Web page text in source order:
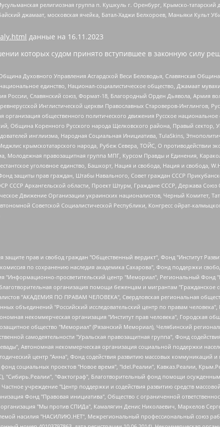
религиозная группа п. Кушкуль г. Оренбург, Крымско-
джамаат, московская ячейка, Батал-Хаджи Белхороев, Маньяки Культ
данные на 16.11.2023
которых судом принято вступившее в законную силу
Духовного Управления Асгардской Веси Беловодья, Славянская
единство, Национал-социалистическое общество, Джамаат
России, Славянский союз, Формат-18, Благородный Орден Дьявола, Армия
Инглистической церкви Православных Староверов-Инглингов,
общественного политического движения Русское
Община Коренного Русского народа Щелковского района, Правый сектор,
инглиизма, Народная Социальная Инициатива, TulaSkins,
крымскотатарского народа, Рубеж Севера, ТОЙС, О противодействии
правозащитная группа МПГ, Курсом Правды и Единения,
уголовное единство, Башкорт, Нация и свобода, Нация и свобода,
защиты прав граждан, Штабы Навального, Совет граждан СССР
Архангельской области, Проект Штурм, Граждане СССР, Держава Союз
Движение Организации украинских националистов, Черный Комитет,
Советской Социалистической Республики, Конгресс ойрат-
Ирина Николаевна, Мароховская Алеся Алексеевна, Шлейнов Роман Юрьевич, Шмагун Олеся Валентиновна, Общество с ограниченной ответственностью "Альтаир 2021", Общество с ограниченной ответственностью "Вега 2021", Общество с ограниченной ответственностью "Главный редактор 2021", Общество с ограниченной ответственностью "Ромашки монолит", Важенков Артем Валерьевич, Ивановская областная общественная организация "Центр гендерных исследований", Гурман Юрий Альбертович, Медиапроект "ОВД-Инфо", Егоров Владимир Владимирович, Жилинский Владимир Александрович, Общество с ограниченной ответственностью "ЗП", Иванова София Юрьевна, Карезина Инна Павловна, Кильтау Екатерина Викторовна, Петров Алексей Викторович, Пискунов Сергей Евгеньевич, Смирнов Сергей Сергеевич, Тихонов Михаил Сергеевич, Общество с ограниченной ответственностью "ЖУРНАЛИСТ-ИНОСТРАННЫЙ АГЕНТ", Арапова Галина Юрьевна, Вольтская Татьяна Анатольевна, Американская компания "Mason G.E.S. Anonymous Foundation" (США), являющаяся владельцем интернет-издания https://mnews.world/, Компания "Stichting Bellingcat", зарегистрированная в Нидерландах (дата регистрации 11.07.2018), Захаров Андрей Вячеславович, Клепиковская Екатерина Дмитриевна, Общество с ограниченной ответственностью "МЕМО", Перл Роман Александрович, Симонов Евгений Алексеевич, Соловьева Елена Анатольевна, Сотников Даниил Владимирович, Сурначева Елизавета Дмитриевна, Автономная некоммерческая организация по защите прав человека и информированию населения "Якутия – Наше Мнение", Общество с ограниченной ответственностью "Москоу диджитал медиа", с 26.01.2023 Общество с ограниченной ответственностью "Чайка Белые сады", Ветошкина Валерия Валерьевна, Заговора Максим Александрович, Межрегиональное общественное движение "Российская ЛГБТ - сеть", Оленичев Максим Владимирович, Павлов Иван Юрьевич, Скворцова Елена Сергеевна, Общество с ограниченной ответственностью "Как бы инагент", Кочетков Игорь Викторович, Общество с ограниченной ответственностью "Честные выборы", Еланчик Олег Александрович, Общество с ограниченной ответственностью "Нобелевский призыв", Гималова Регина Эмилевна, Григорьев Андрей Валерьевич, Григорьева Алина Александровна, Ассоциация по содействию защите прав призывников, альтернативнослужащих и военнослужащих "Правозащитная группа "Гражданин.Армия.Право", Хисамова Регина Фаритовна, Автономная некоммерческая организация по реализации социально-правовых программ "Лилит", Дальневосточное общественное движение "Маяк", Санкт-Петербургская ЛГБТ-инициативная группа "Выход", Инициативная группа ЛГБТ+ "Реверс", Алексеев Андрей Викторович, Бекбулатова Таисия Львовна, Беляев Иван Михайлович, Владыкина Елена Сергеевна, Гельман Марат Александрович, Никульшина Вероника Юрьевна, Толоконникова Надежда Андреевна, Шендерович Виктор Анатольевич, Общество с ограниченной ответственностью "Данное сообщение", Общество с ограниченной ответственностью Издательский дом "Новая глава", Айнбиндер Александра Александровна, Московский комьюнити-центр для ЛГБТ+инициатив, Благотворительный фонд развития филантропии, Deutsche Welle (Германия, Kurt-Schumacher-Strasse 3, 53113 Bonn), Борзунова Мария Михайловна, Воробьев Виктор Викторович, Голубева Анна Львовна, Константинова Алла Михайловна, Малкова Ирина Владимировна, Мурадов Мурад Абдулгалимович, Осетинская Елизавета Николаевна, Понасенков